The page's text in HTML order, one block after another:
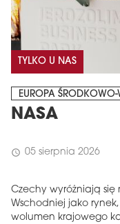
TYLKO U NAS
EUROPA
NASA
schedule 05 sierpnia 2026
Czechy wyróżniają się
Wschodniej jako
wolumen krajowego